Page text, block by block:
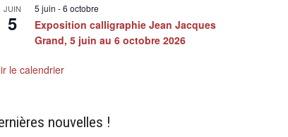
JUIN
5
5 juin -6 octobre
Exposition calligraphie Jean Jacques
Grand, 5 juin au 6 octobre 2026
le calendrier
nouvelles !